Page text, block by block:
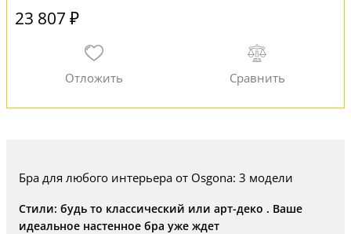
23 807 ₽
Бра для любого интерьера от Osgona: 3 модели
Стили: будь то классический или арт-деко . Ваше
идеальное настенное бра уже ждет